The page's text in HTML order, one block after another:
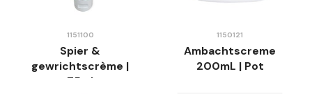
1151100
Spier &
gewrichtscrème |
75ml
1150121
Ambachtscreme
200mL | Pot